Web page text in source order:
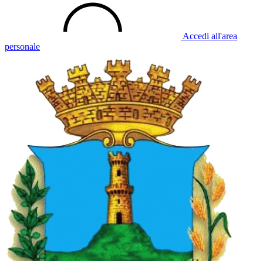
Accedi all'area
personale